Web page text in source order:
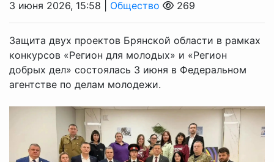
3 июня 2026, 15:58 | Общество 269
Защита двух проектов Брянской области в рамках
конкурсов «Регион для молодых» и «Регион
добрых дел» состоялась 3 июня в Федеральном
агентстве по делам молодежи.